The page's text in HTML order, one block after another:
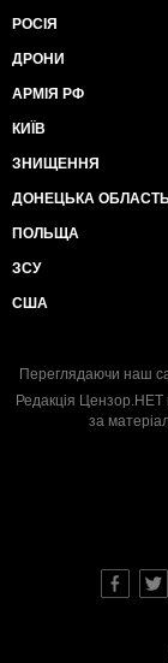
РОСІЯ
ДРОНИ
АРМІЯ РФ
КИЇВ
ЗНИЩЕННЯ
ДОНЕЦЬКА
ПОЛЬЩА
ЗСУ
США
Переглядаючи наш
Редакція Цензор.НЕТ
за